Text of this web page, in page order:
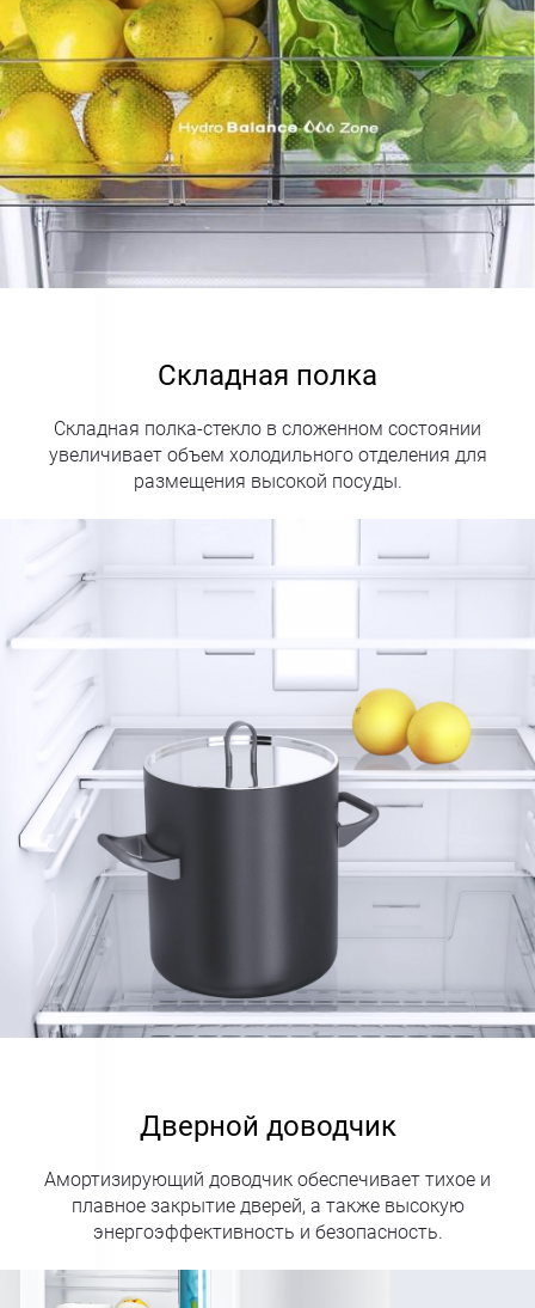
Складная полка
Складная полка-стекло в сложенном состоянии
увеличивает объем холодильного отделения для
размещения высокой посуды.
Дверной доводчик
Амортизирующий доводчик обеспечивает тихое и
плавное закрытие дверей, а также высокую
энергоэффективность и безопасность.